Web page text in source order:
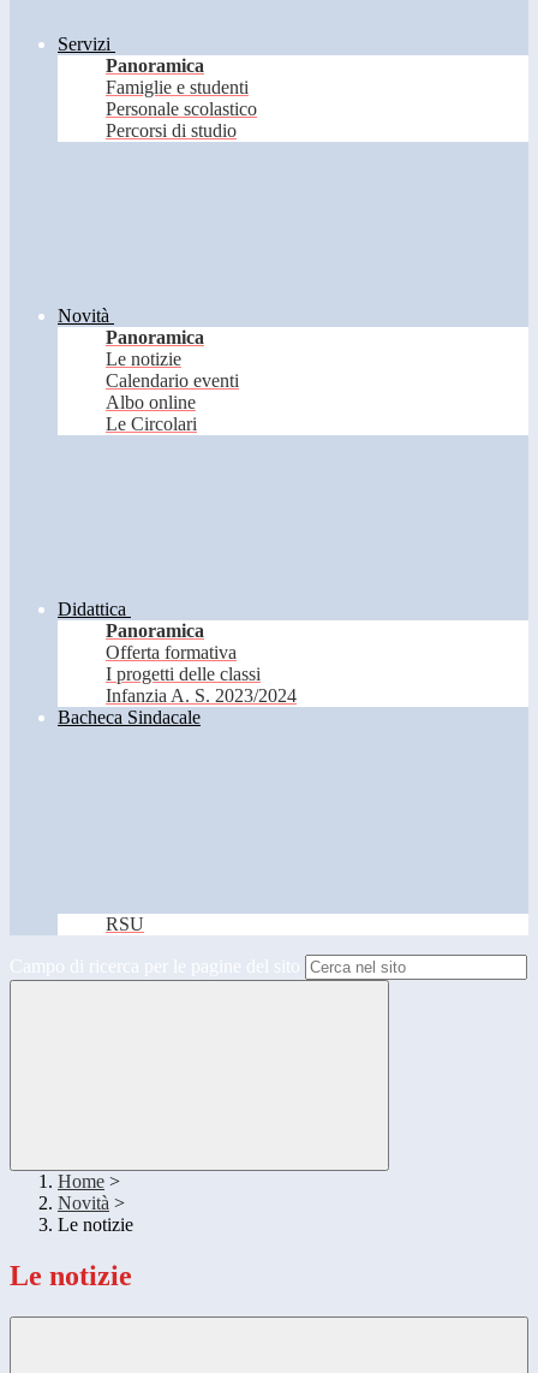
Servizi
Panoramica
Famiglie e studenti
Personale scolastico
Percorsi di studio
Novità
Panoramica
Le notizie
Calendario eventi
Albo online
Le Circolari
Didattica
Panoramica
Offerta formativa
I progetti delle classi
Infanzia A. S. 2023/2024
Bacheca Sindacale
RSU
Campo di ricerca per le pagine del sito
Home >
Novità >
Le notizie
Le notizie